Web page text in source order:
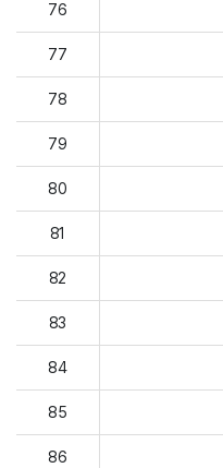
76
77
78
79
80
81
82
83
84
85
86